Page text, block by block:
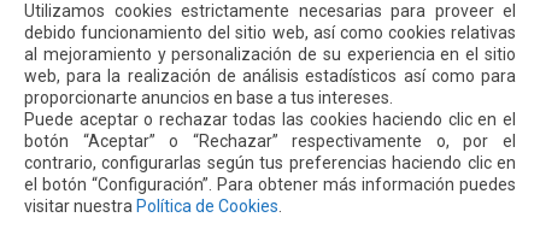
Utilizamos cookies estrictamente necesarias para proveer el
debido funcionamiento del sitio web, así como cookies relativas
al mejoramiento y personalización de su experiencia en el sitio
web, para la realización de análisis estadísticos así como para
proporcionarte anuncios en base a tus intereses.
Puede aceptar o rechazar todas las cookies haciendo clic en el
botón “Aceptar” o “Rechazar” respectivamente o, por el
contrario, configurarlas según tus preferencias haciendo clic en
el botón “Configuración”. Para obtener más información puedes
visitar nuestra Política de Cookies
aeroportuaria, la logística, la conectividad y la innovación
pueden convertirse en motores reales de desarrollo para el
Ecuador y la región andina.
Siguiente Anterior